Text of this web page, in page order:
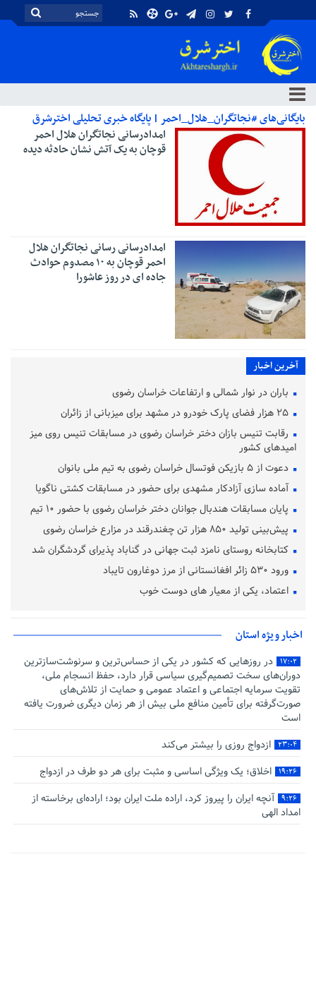
بایگانی‌های #نجاتگران_هلال_احمر | پایگاه خبری تحلیلی اخترشرق
امدادرسانی نجاتگران هلال احمر
قوچان به یک آتش نشان حادثه دیده
امدادرسانی رسانی نجاتگران هلال
احمر قوچان به ۱۰ مصدوم حوادث
جاده ای در روز عاشورا
آخرین اخبار
باران در نوار شمالی و ارتفاعات خراسان رضوی
رقابت تنیس بازان دختر خراسان رضوی در مسابقات تنیس روی میز
امیدهای کشور
دعوت از ۵ بازیکن فوتسال خراسان رضوی به تیم ملی بانوان
آماده‌ سازی آزادکار مشهدی برای حضور در مسابقات کشتی ناگویا
پایان مسابقات هندبال جوانان دختر خراسان رضوی با حضور ۱۰ تیم
پیش‌بینی تولید ۸۵۰ هزار تن چغندرقند در مزارع خراسان رضوی
کتابخانه روستای نامزد ثبت جهانی در گناباد پذیرای گردشگران شد
ورود ۵۳۰ زائر افغانستانی از مرز دوغارون تایباد
اعتماد، یکی از معیار های دوست خوب
اخبار ویژه استان
۱۷:۰۲
در روزهایی که کشور در یکی از حساس‌ترین و سرنوشت‌سازترین
دوران‌های سخت تصمیم‌گیری سیاسی قرار دارد، حفظ انسجام ملی،
تقویت سرمایه اجتماعی و اعتماد عمومی و حمایت از تلاش‌های
صورت‌گرفته برای تأمین منافع ملی بیش از هر زمان دیگری ضرورت یافته
است
۲۳:۰۴ ازدواج روزی را بیشتر می‌کند
۱۹:۲۶ اخلاق؛ یک ویژگی اساسی و مثبت برای هر دو طرف در ازدواج
۹:۲۶
آنچه ایران را پیروز کرد، اراده ملت ایران بود؛ اراده‌ای برخاسته از
امداد الهی